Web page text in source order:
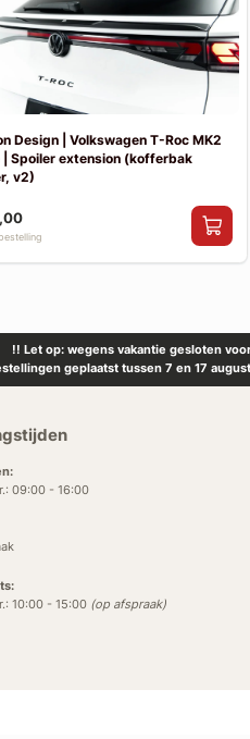
Design | Volkswagen T-Roc MK2
| Spoiler extension (kofferbak
v2)
!! Let op: wegens vakantie gesloten
geplaatst tussen 7 en 17
09:00 - 16:00
10:00 - 15:00 (op afspraak)